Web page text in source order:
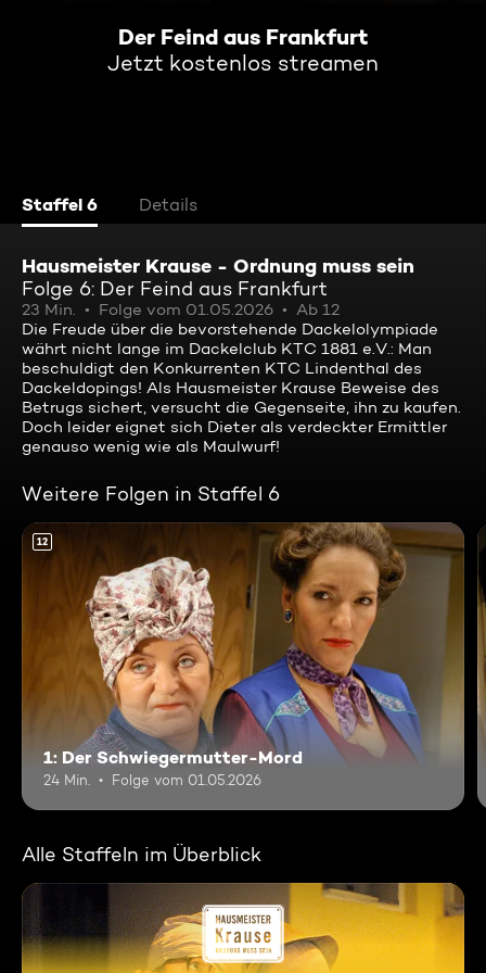
Der Feind aus Frankfurt
Jetzt kostenlos streamen
Staffel 6 Details
Hausmeister Krause - Ordnung muss sein
Folge 6: Der Feind aus Frankfurt
23 Min. Folge vom 01.05.2026
Ab 12
Die Freude über die bevorstehende Dackelolympiade
währt nicht lange im Dackelclub KTC 1881 e.V.: Man
beschuldigt den Konkurrenten KTC Lindenthal des
Dackeldopings! Als Hausmeister Krause Beweise des
Betrugs sichert, versucht die Gegenseite, ihn zu kaufen.
Doch leider eignet sich Dieter als verdeckter Ermittler
genauso wenig wie als Maulwurf!
Weitere Folgen in Staffel 6
12
1: Der Schwiegermutter-Mord
24 Min. Folge vom 01.05.2026
Alle Staffeln im Überblick